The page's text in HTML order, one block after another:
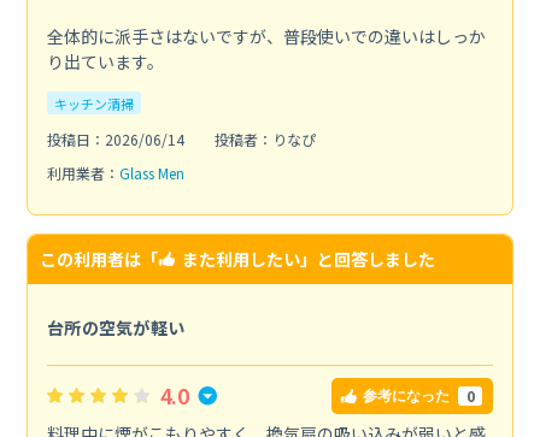
全体的に派手さはないですが、普段使いでの違いはしっか
り出ています。
キッチン清掃
投稿日：2026/06/14
投稿者：りなぴ
利用業者： Glass Men
この利用者は「 また利用したい」と回答しました
台所の空気が軽い
4.0 参考になった 0